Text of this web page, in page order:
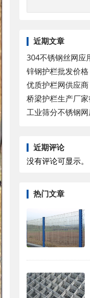
近期文章
304不锈钢丝网应
锌钢护栏批发价格
优质护栏网供应商
桥梁护栏生产厂
工业筛分不锈钢
近期评论
没有评论可显示。
热门文章